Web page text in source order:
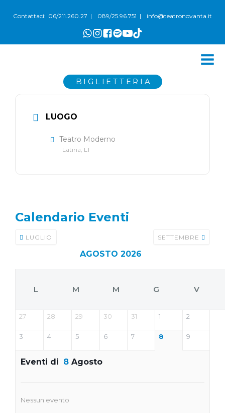
Contattaci: 06/211.260.27 | 089/25.96.751 | info@teatronovanta.it
BIGLIETTERIA
LUOGO
Teatro Moderno
Latina, LT
Calendario Eventi
LUGLIO
AGOSTO 2026
SETTEMBRE
L M M G V
27 28 29 30 31 1 2
3 4 5 6 7 8 9
Eventi di 8 Agosto
Nessun evento